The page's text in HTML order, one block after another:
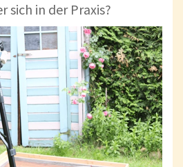
sich in der Praxis?